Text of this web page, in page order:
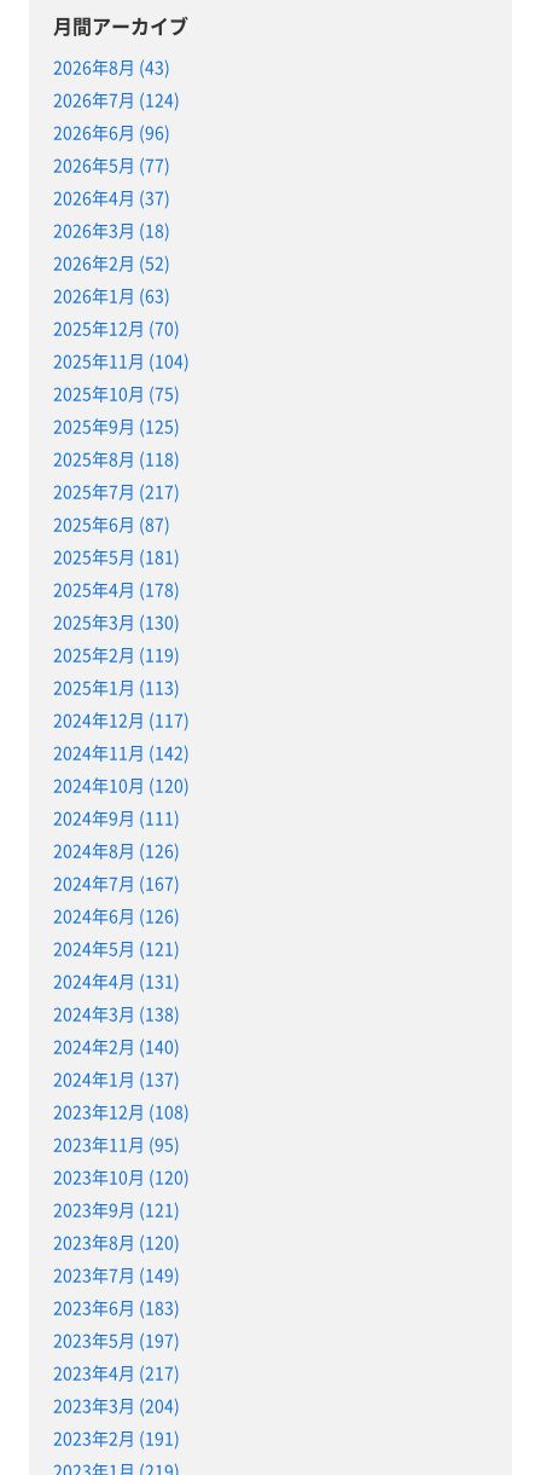
月間アーカイブ
2026年8月 (43)
2026年7月 (124)
2026年6月 (96)
2026年5月 (77)
2026年4月 (37)
2026年3月 (18)
2026年2月 (52)
2026年1月 (63)
2025年12月 (70)
2025年11月 (104)
2025年10月 (75)
2025年9月 (125)
2025年8月 (118)
2025年7月 (217)
2025年6月 (87)
2025年5月 (181)
2025年4月 (178)
2025年3月 (130)
2025年2月 (119)
2025年1月 (113)
2024年12月 (117)
2024年11月 (142)
2024年10月 (120)
2024年9月 (111)
2024年8月 (126)
2024年7月 (167)
2024年6月 (126)
2024年5月 (121)
2024年4月 (131)
2024年3月 (138)
2024年2月 (140)
2024年1月 (137)
2023年12月 (108)
2023年11月 (95)
2023年10月 (120)
2023年9月 (121)
2023年8月 (120)
2023年7月 (149)
2023年6月 (183)
2023年5月 (197)
2023年4月 (217)
2023年3月 (204)
2023年2月 (191)
2023年1月 (219)